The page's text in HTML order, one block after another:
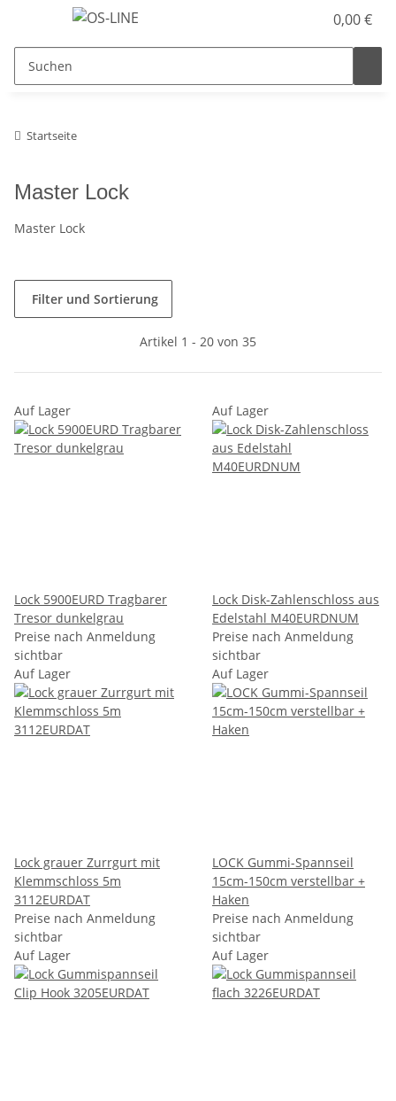
0,00 €
Startseite
Master Lock
Master Lock
Filter und Sortierung
Artikel 1 - 20 von 35
Auf Lager
Lock 5900EURD Tragbarer
Tresor dunkelgrau
Preise nach Anmeldung
sichtbar
Auf Lager
Lock Disk-Zahlenschloss aus
Edelstahl M40EURDNUM
Preise nach Anmeldung
sichtbar
Auf Lager
Lock grauer Zurrgurt mit
Klemmschloss 5m
3112EURDAT
Preise nach Anmeldung
sichtbar
Auf Lager
LOCK Gummi-Spannseil
15cm-150cm verstellbar +
Haken
Preise nach Anmeldung
sichtbar
Auf Lager
Auf Lager